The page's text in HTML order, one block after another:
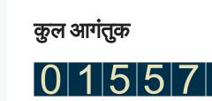
कुल आगंतुक